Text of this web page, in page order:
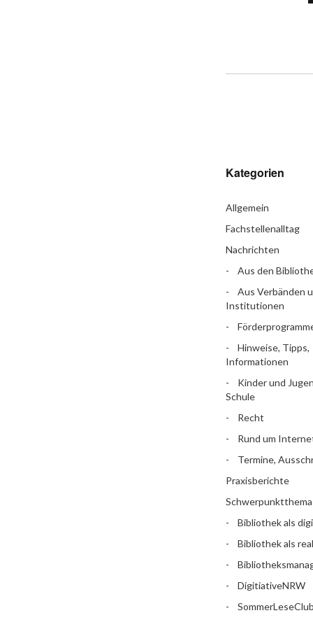
Kategorien
Allgemein
Fachstellenalltag
Nachrichten
Aus den
Aus Verbänden
Institutionen
Hinweise, Tipps,
Informationen
Kinder und
Schule
Recht
Rund um
Termine,
Praxisberichte
Schwerpunktthema
Bibliothek als
Bibliothek als
DigitiativeNRW